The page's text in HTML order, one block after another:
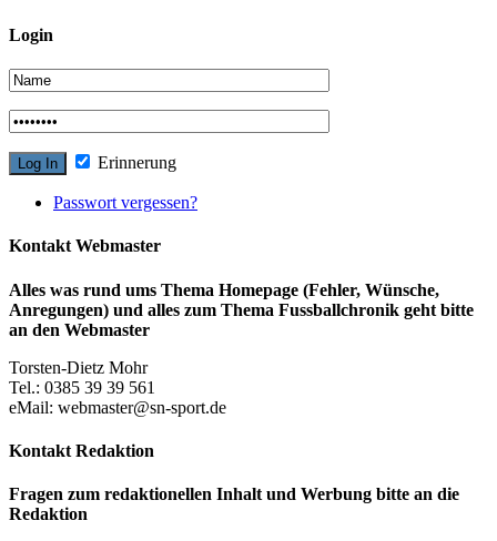
Login
Erinnerung
Passwort vergessen?
Kontakt Webmaster
Alles was rund ums Thema Homepage (Fehler, Wünsche,
Anregungen) und alles zum Thema Fussballchronik geht bitte
an den Webmaster
Torsten-Dietz Mohr
Tel.: 0385 39 39 561
eMail: webmaster@sn-sport.de
Kontakt Redaktion
Fragen zum redaktionellen Inhalt und Werbung bitte an die
Redaktion